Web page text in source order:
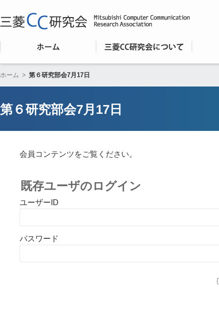
ホーム > 第６研究部会7月17日
第６研究部会7月17日
会員コンテンツをご覧ください。
既存ユーザのログイン
ユーザーID
パスワード